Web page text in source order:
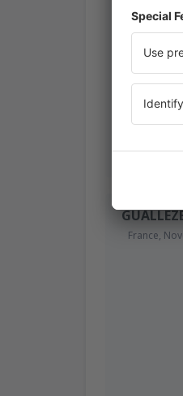
France,